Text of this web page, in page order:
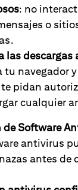
: no
o
las
tu navegador
pidan
cualquier
de Software
antivirus
antes de